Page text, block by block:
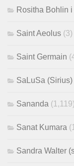
Rositha Bohlin
Saint Aeolus (3)
Saint Germain
SaLuSa (Sirius)
Sananda (1,119)
Sanat Kumara
Sandra Walter